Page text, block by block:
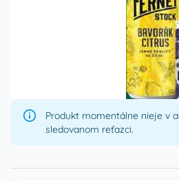
Produkt momentálne nieje v
sledovanom reťazci.